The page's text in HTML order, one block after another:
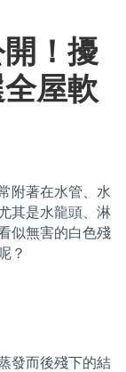
！擾
屋軟
附著在水管、水
其是水龍頭、淋
似無害的白色殘
？
發而後殘下的結